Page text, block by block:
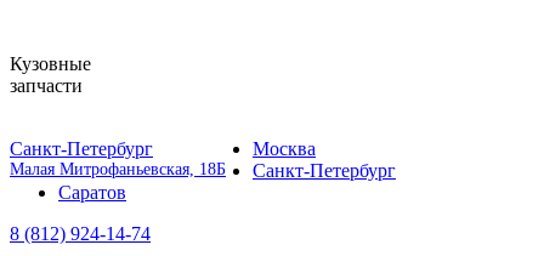
Кузовные
запчасти
Санкт-Петербург
Малая Митрофаньевская, 18Б
Москва
Санкт-Петербург
Саратов
8 (812) 924-14-74